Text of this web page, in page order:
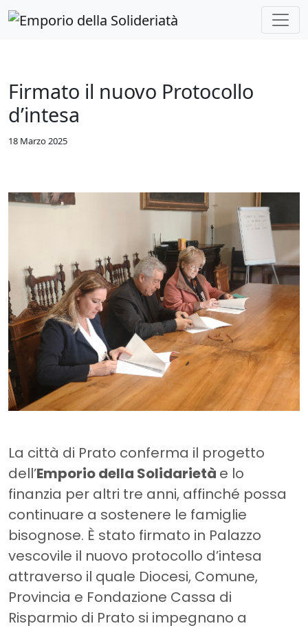
Skip to main content
Firmato il nuovo Protocollo
d’intesa
18 Marzo 2025
La città di Prato conferma il progetto
dell’Emporio della Solidarietà e lo
finanzia per altri tre anni, affinché possa
continuare a sostenere le famiglie
bisognose. È stato firmato in Palazzo
vescovile il nuovo protocollo d’intesa
attraverso il quale Diocesi, Comune,
Provincia e Fondazione Cassa di
Risparmio di Prato si impegnano a